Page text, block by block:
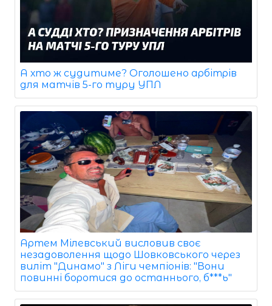
А хто ж судитиме? Оголошено арбітрів
для матчів 5-го туру УПЛ
Артем Мілевський висловив своє
незадоволення щодо Шовковського через
виліт "Динамо" з Ліги чемпіонів: "Вони
повинні боротися до останнього, б***ь"